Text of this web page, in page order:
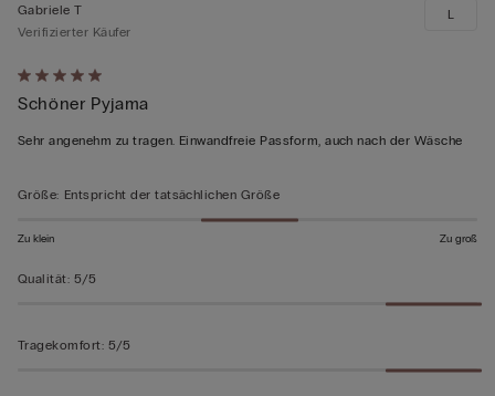
Mit
5
von
bewertet
Gabriele T
Verifizierter Käufer
Schöner Pyjama
Sehr angenehm zu tragen. Einwandfreie Passform, auch nach der Wäsche
L
Größe: Entspricht der tatsächlichen Größe
Zu klein Zu groß
Qualität: 5/5
Tragekomfort: 5/5